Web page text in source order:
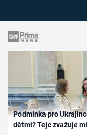
Podmínka pro
dětmi? Tejc zvažuje